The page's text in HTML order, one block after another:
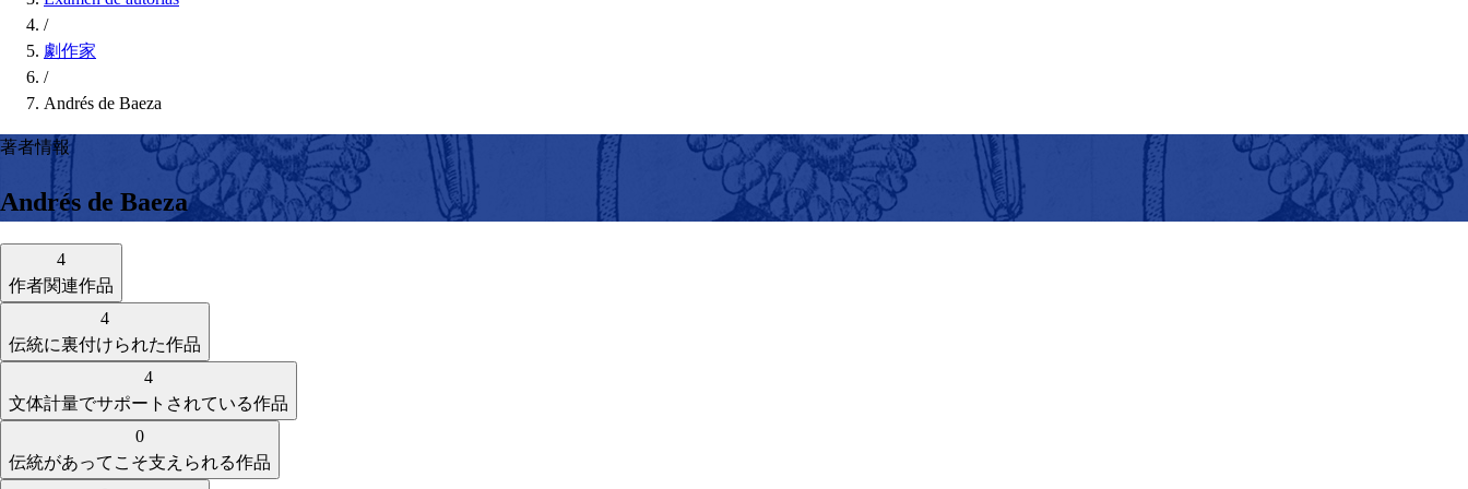
/
劇作家
/
Andrés de Baeza
著者情報
Andrés de Baeza
4
作者関連作品
4
伝統に裏付けられた作品
4
文体計量でサポートされている作品
0
伝統があってこそ支えられる作品